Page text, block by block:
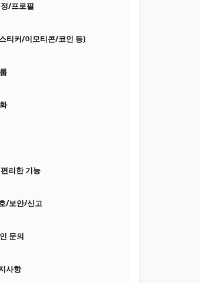
/프로필
티커/이모티콘/코인 등)
리한 기능
/보안/신고
문의
사항